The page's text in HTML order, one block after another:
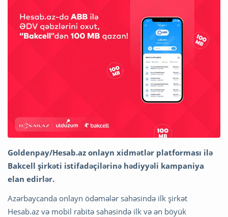
Goldenpay/Hesab.az onlayn xidmətlər platforması ilə
Bakcell şirkəti istifadəçilərinə hədiyyəli kampaniya
elan edirlər.
Azərbaycanda onlayn ödəmələr sahəsində ilk şirkət
Hesab.az və mobil rabitə sahəsində ilk və ən böyük